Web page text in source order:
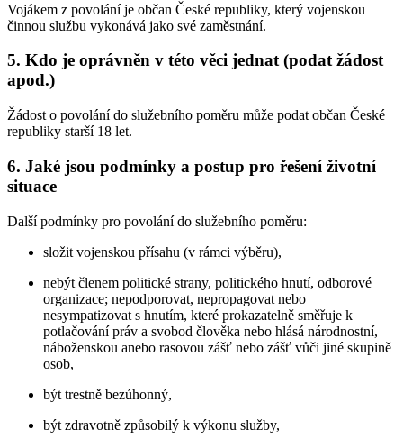
Vojákem z povolání je občan České republiky, který vojenskou
činnou službu vykonává jako své zaměstnání.
5. Kdo je oprávněn v této věci jednat (podat žádost
apod.)
Žádost o povolání do služebního poměru může podat občan České
republiky starší 18 let.
6. Jaké jsou podmínky a postup pro řešení životní
situace
Další podmínky pro povolání do služebního poměru:
složit vojenskou přísahu (v rámci výběru),
nebýt členem politické strany, politického hnutí, odborové
organizace; nepodporovat, nepropagovat nebo
nesympatizovat s hnutím, které prokazatelně směřuje k
potlačování práv a svobod člověka nebo hlásá národnostní,
náboženskou anebo rasovou zášť nebo zášť vůči jiné skupině
osob,
být trestně bezúhonný,
být zdravotně způsobilý k výkonu služby,